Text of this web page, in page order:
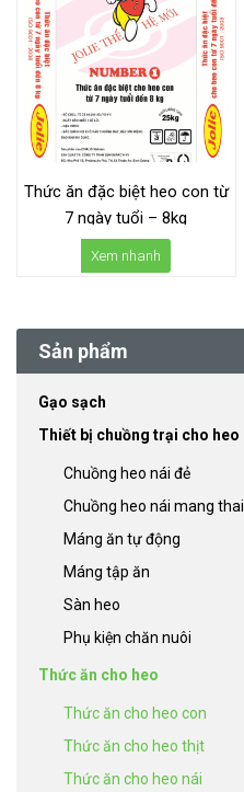
Thức ăn đặc biệt heo con từ
7 ngày tuổi – 8kg
Xem nhanh
Sản phẩm
Gạo sạch
Thiết bị chuồng trại cho heo
Chuồng heo nái đẻ
Chuồng heo nái mang thai
Máng ăn tự động
Máng tập ăn
Sàn heo
Phụ kiện chăn nuôi
Thức ăn cho heo
Thức ăn cho heo con
Thức ăn cho heo thịt
Thức ăn cho heo nái